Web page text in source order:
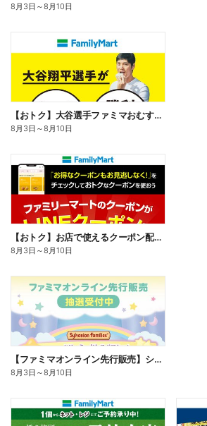
8月3日 ～8月10日
【おトク】大谷選手ファミマおむすび割
8月3日 ～8月10日
【おトク】お店で使えるクーポン配信中
8月3日 ～8月10日
【ファミマオンライン先行販売】シルバニアファミリー
8月3日 ～8月10日